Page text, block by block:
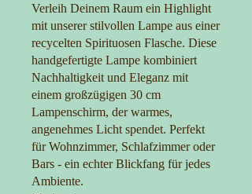
Verleih Deinem Raum ein Highlight
mit unserer stilvollen Lampe aus einer
recycelten Spirituosen Flasche. Diese
handgefertigte Lampe kombiniert
Nachhaltigkeit und Eleganz mit
einem großzügigen 30 cm
Lampenschirm, der warmes,
angenehmes Licht spendet. Perfekt
für Wohnzimmer, Schlafzimmer oder
Bars - ein echter Blickfang für jedes
Ambiente.